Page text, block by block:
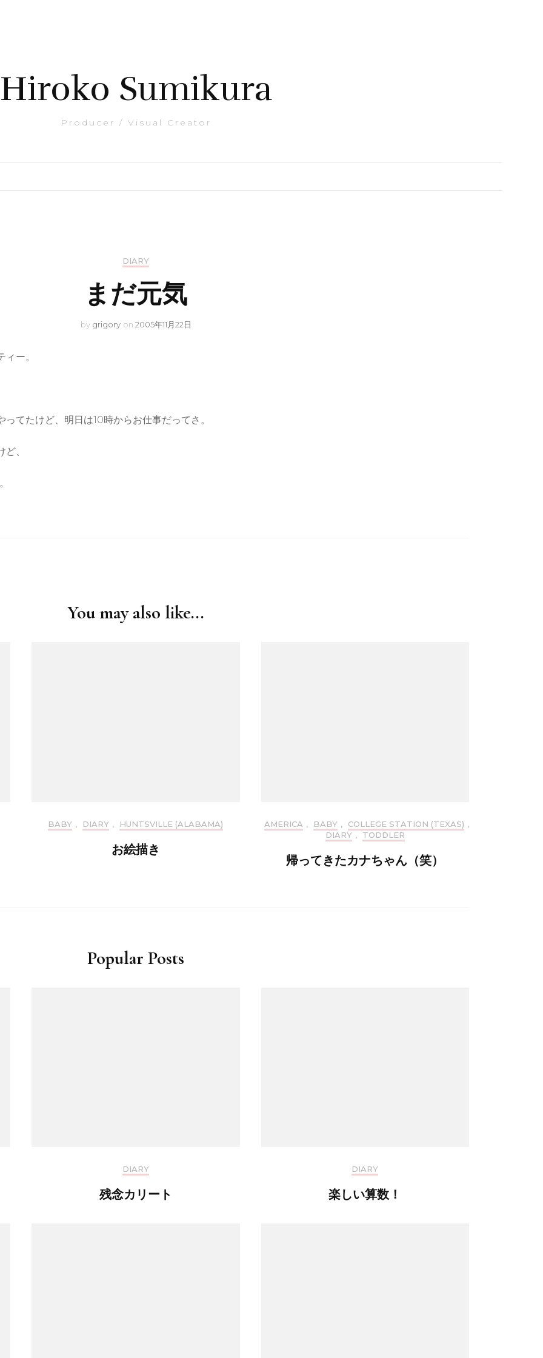
Hiroko Sumikura
Producer / Visual Creator
DIARY
まだ元気
by grigory on 2005年11月22日
ー。
てたけど、明日は10時からお仕事だってさ。
、
You may also like...
BABY , DIARY , HUNTSVILLE (ALABAMA)
お絵描き
AMERICA , BABY , COLLEGE STATION (TEXAS) ,
DIARY , TODDLER
帰ってきたカナちゃん（笑）
Popular Posts
DIARY
残念カリート
DIARY
楽しい算数！